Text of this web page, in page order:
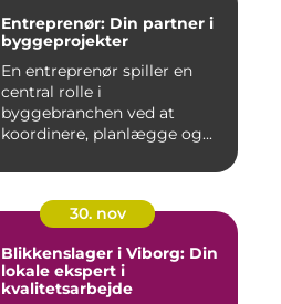
Entreprenør: Din partner i
byggeprojekter
En entreprenør spiller en
central rolle i
byggebranchen ved at
koordinere, planlægge og...
30. nov
Blikkenslager i Viborg: Din
lokale ekspert i
kvalitetsarbejde